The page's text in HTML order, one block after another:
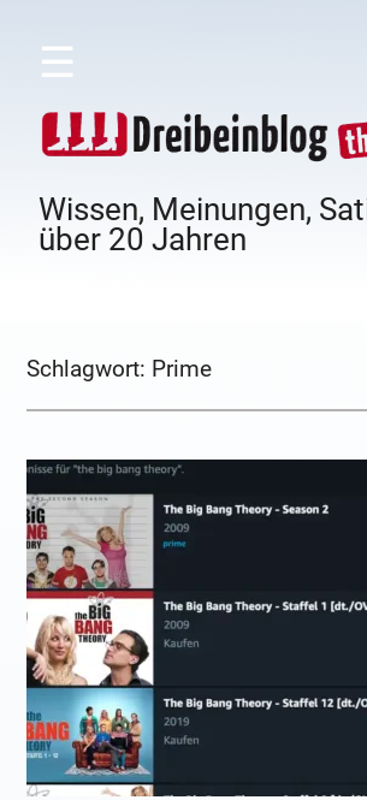
☰
Wissen, Meinungen,
über 20 Jahren
Schlagwort: Prime